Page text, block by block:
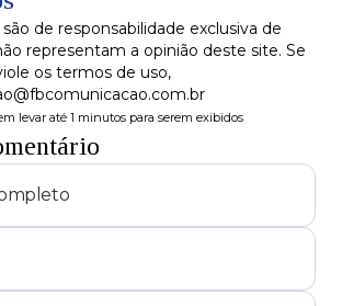
de responsabilidade exclusiva de
representam a opinião deste site. Se
os termos de uso,
levar até 1 minutos para serem exibidos